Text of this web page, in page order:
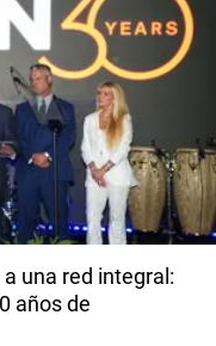
una red integral:
años de